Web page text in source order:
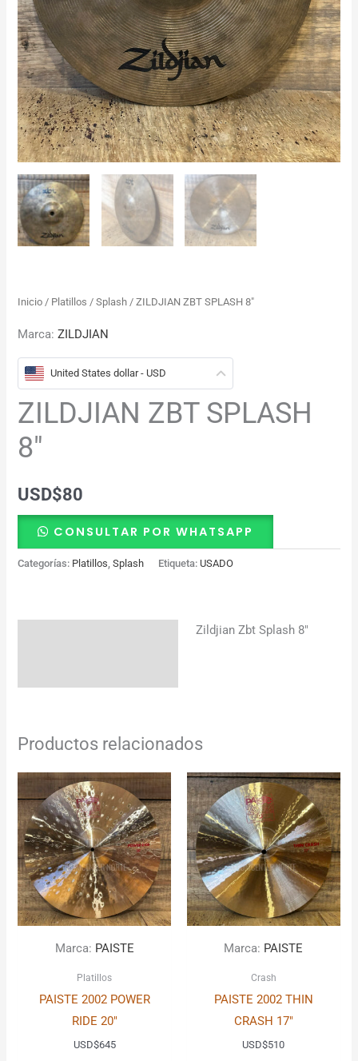
Inicio / Platillos /Splash / ZILDJIAN ZBT SPLASH 8″
Marca:ZILDJIAN
United States dollar - USD
ZILDJIAN ZBT SPLASH
8″
USD$80
CONSULTAR POR WHATSAPP
Categorías: Platillos,Splash Etiqueta: USADO
Zildjian Zbt Splash 8″
Productos relacionados
Marca: PAISTE
Platillos
PAISTE 2002 POWER
RIDE 20″
USD$645
Marca: PAISTE
Crash
PAISTE 2002 THIN
CRASH 17″
USD$510